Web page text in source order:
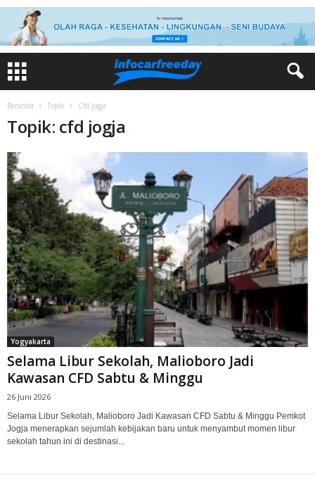
Beranda Topik Cfd jogja
Topik: cfd jogja
Yogyakarta
Selama Libur Sekolah, Malioboro Jadi
Kawasan CFD Sabtu & Minggu
26 Juni 2026
Selama Libur Sekolah, Malioboro Jadi Kawasan CFD Sabtu & Minggu Pemkot
Jogja menerapkan sejumlah kebijakan baru untuk menyambut momen libur
sekolah tahun ini di destinasi...